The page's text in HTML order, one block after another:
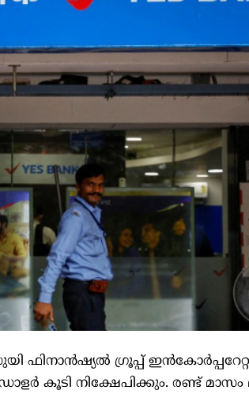
ഫിനാന്‍ഷ്യല്‍ ഗ്രൂപ്പ്
കൂടി നിക്ഷേപിക്കും. രണ്ട് മാസം